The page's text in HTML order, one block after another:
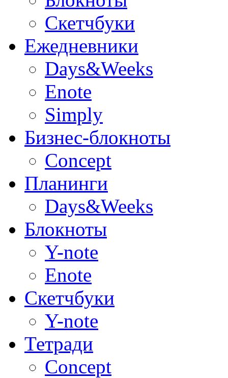
Скетчбуки
Ежедневники
Days&Weeks
Enote
Simply
Бизнес-блокноты
Concept
Планинги
Days&Weeks
Блокноты
Y-note
Enote
Скетчбуки
Y-note
Тетради
Concept